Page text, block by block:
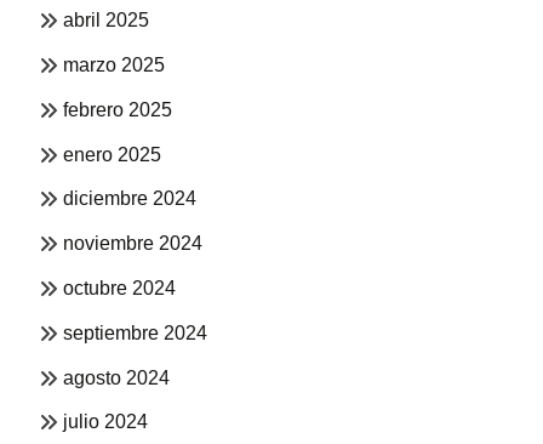
abril 2025
marzo 2025
febrero 2025
enero 2025
diciembre 2024
noviembre 2024
octubre 2024
septiembre 2024
agosto 2024
julio 2024